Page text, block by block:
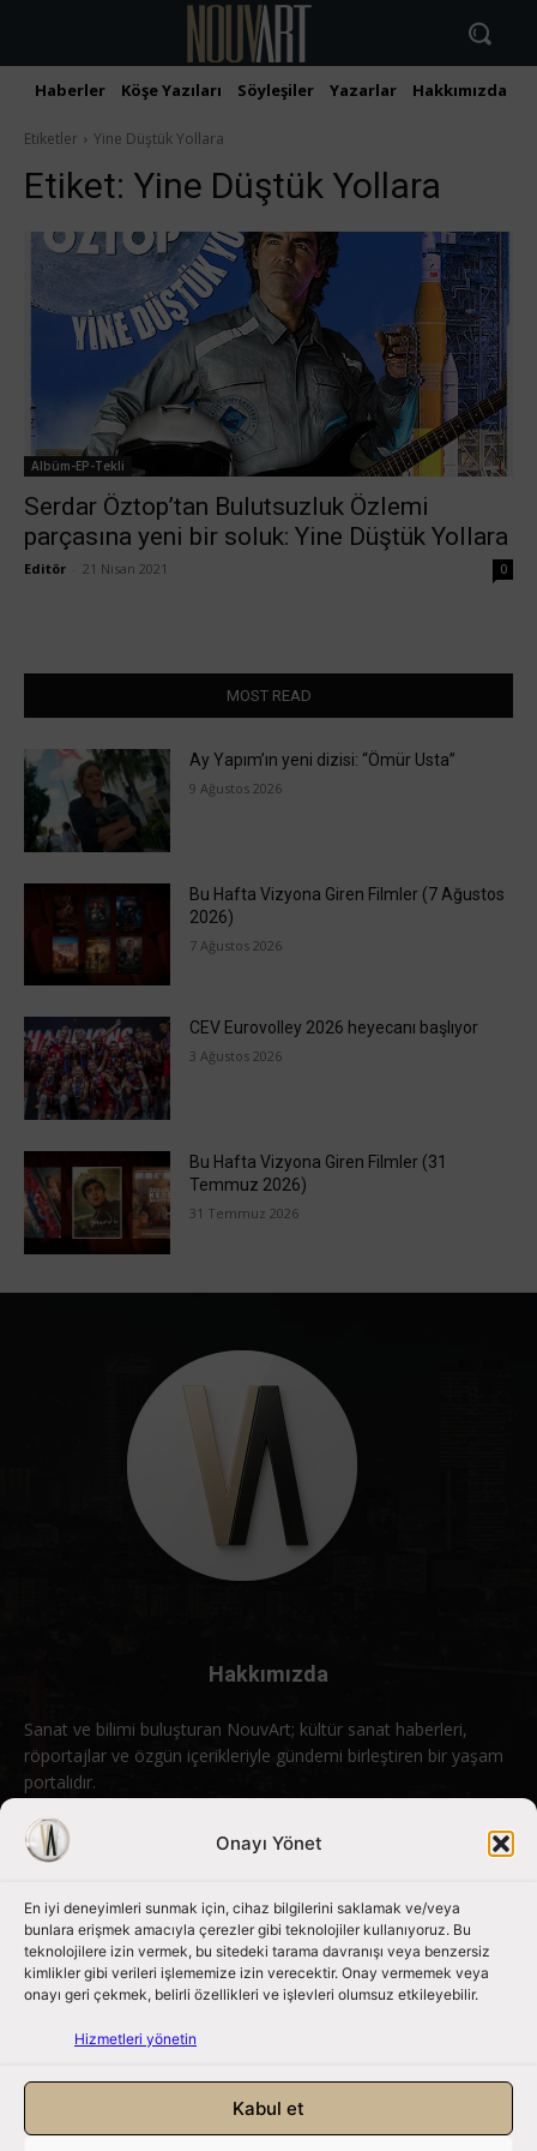
Onayı Yönet
En iyi deneyimleri sunmak için, cihaz bilgilerini saklamak ve/veya
bunlara erişmek amacıyla çerezler gibi teknolojiler kullanıyoruz. Bu
teknolojilere izin vermek, bu sitedeki tarama davranışı veya benzersiz
kimlikler gibi verileri işlememize izin verecektir. Onay vermemek veya
onayı geri çekmek, belirli özellikleri ve işlevleri olumsuz etkileyebilir.
Hizmetleri yönetin
Kabul et
Haberler Köşe Yazıları Söyleşiler Yazarlar Hakkımızda
Etiketler Yine Düştük Yollara
Etiket: Yine Düştük Yollara
Albüm-EP-Tekli
Serdar Öztop’tan Bulutsuzluk Özlemi
parçasına yeni bir soluk: Yine Düştük Yollara
Editör 21 Nisan 2021 0
MOST READ
Ay Yapım’ın yeni dizisi: “Ömür Usta”
9 Ağustos 2026
Bu Hafta Vizyona Giren Filmler (7 Ağustos
2026)
7 Ağustos 2026
CEV Eurovolley 2026 heyecanı başlıyor
3 Ağustos 2026
Bu Hafta Vizyona Giren Filmler (31
Temmuz 2026)
31 Temmuz 2026
Hakkımızda
Sanat ve bilimi buluşturan NouvArt; kültür sanat haberleri,
röportajlar ve özgün içerikleriyle gündemi birleştiren bir yaşam
portalıdır.
Bizimle iletişime geçin: info@nouvart.net
Bizi Takip Edin